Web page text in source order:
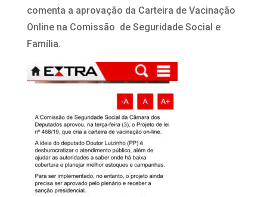
comenta a aprovação da Carteira de Vacinação
Online na Comissão de Seguridade Social e
Família.